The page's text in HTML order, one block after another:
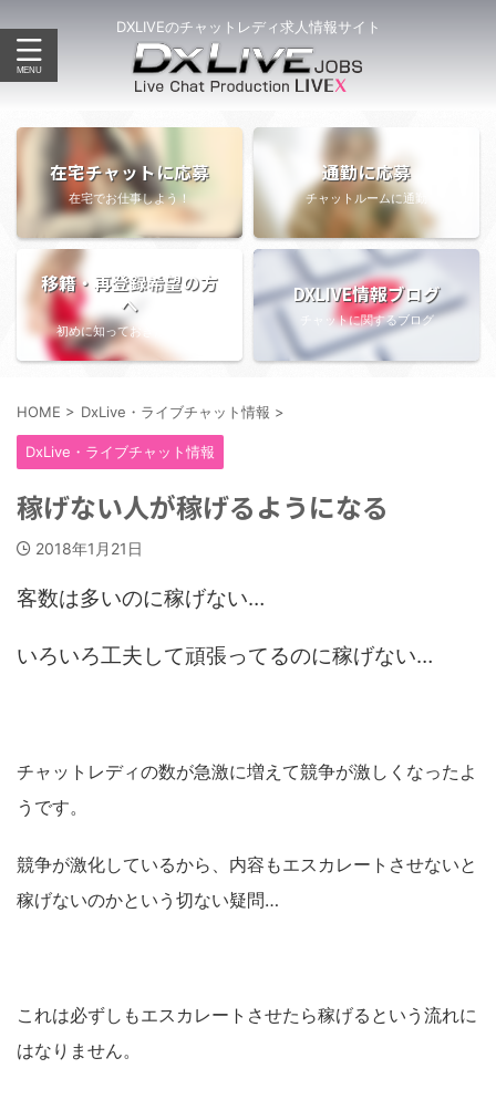
DXLIVEのチャットレディ求人情報サイト
在宅チャットに応募
在宅でお仕事しよう！
通勤に応募
チャットルームに通勤
移籍・再登録希望の方
へ
初めに知っておきたい情報
DXLIVE情報ブログ
チャットに関するブログ
HOME > DxLive・ライブチャット情報 >
DxLive・ライブチャット情報
稼げない人が稼げるようになる
2018年1月21日
客数は多いのに稼げない…
いろいろ工夫して頑張ってるのに稼げない…
チャットレディの数が急激に増えて競争が激しくなったよ
うです。
競争が激化しているから、内容もエスカレートさせないと
稼げないのかという切ない疑問…
これは必ずしもエスカレートさせたら稼げるという流れに
はなりません。